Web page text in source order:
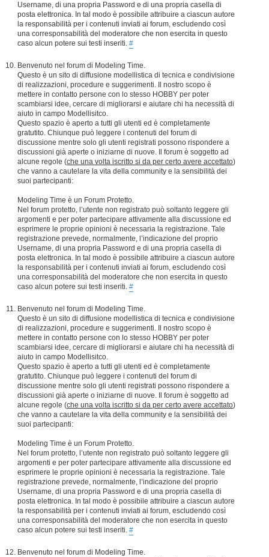
Username, di una propria Password e di una propria casella di
posta elettronica. In tal modo è possibile attribuire a ciascun autore
la responsabilità per i contenuti inviati ai forum, escludendo così
una corresponsabilità del moderatore che non esercita in questo
caso alcun potere sui testi inseriti. #
Benvenuto nel forum di Modeling Time.
Questo è un sito di diffusione modellistica di tecnica e condivisione
di realizzazioni, procedure e suggerimenti. Il nostro scopo è
mettere in contatto persone con lo stesso HOBBY per poter
scambiarsi idee, cercare di migliorarsi e aiutare chi ha necessità di
aiuto in campo Modellisitco.
Questo spazio è aperto a tutti gli utenti ed è completamente
gratutito. Chiunque può leggere i contenuti del forum di
discussione mentre solo gli utenti registrati possono rispondere a
discussioni già aperte o iniziarne di nuove. Il forum è soggetto ad
alcune regole (che una volta iscritto si da per certo avere accettato)
che vanno a cautelare la vita della community e la sensibilità dei
suoi partecipanti:
Modeling Time è un Forum Protetto.
Nel forum protetto, l’utente non registrato può soltanto leggere gli
argomenti e per poter partecipare attivamente alla discussione ed
esprimere le proprie opinioni è necessaria la registrazione. Tale
registrazione prevede, normalmente, l’indicazione del proprio
Username, di una propria Password e di una propria casella di
posta elettronica. In tal modo è possibile attribuire a ciascun autore
la responsabilità per i contenuti inviati ai forum, escludendo così
una corresponsabilità del moderatore che non esercita in questo
caso alcun potere sui testi inseriti. #
Benvenuto nel forum di Modeling Time.
Questo è un sito di diffusione modellistica di tecnica e condivisione
di realizzazioni, procedure e suggerimenti. Il nostro scopo è
mettere in contatto persone con lo stesso HOBBY per poter
scambiarsi idee, cercare di migliorarsi e aiutare chi ha necessità di
aiuto in campo Modellisitco.
Questo spazio è aperto a tutti gli utenti ed è completamente
gratutito. Chiunque può leggere i contenuti del forum di
discussione mentre solo gli utenti registrati possono rispondere a
discussioni già aperte o iniziarne di nuove. Il forum è soggetto ad
alcune regole (che una volta iscritto si da per certo avere accettato)
che vanno a cautelare la vita della community e la sensibilità dei
suoi partecipanti:
Modeling Time è un Forum Protetto.
Nel forum protetto, l’utente non registrato può soltanto leggere gli
argomenti e per poter partecipare attivamente alla discussione ed
esprimere le proprie opinioni è necessaria la registrazione. Tale
registrazione prevede, normalmente, l’indicazione del proprio
Username, di una propria Password e di una propria casella di
posta elettronica. In tal modo è possibile attribuire a ciascun autore
la responsabilità per i contenuti inviati ai forum, escludendo così
una corresponsabilità del moderatore che non esercita in questo
caso alcun potere sui testi inseriti. #
Benvenuto nel forum di Modeling Time.